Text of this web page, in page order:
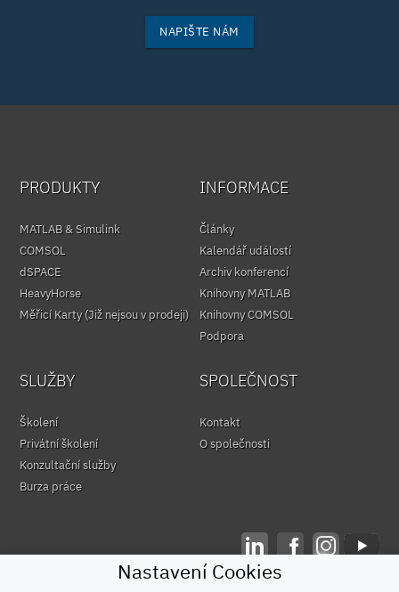
NAPIŠTE NÁM
Nastavení Cookies
PRODUKTY
MATLAB & Simulink
COMSOL
dSPACE
HeavyHorse
Měřicí Karty (Již nejsou v prodeji)
INFORMACE
Články
Kalendář událostí
Archiv konferencí
Knihovny MATLAB
Knihovny COMSOL
Podpora
SLUŽBY
Školení
Privátní školení
Konzultační služby
Burza práce
SPOLEČNOST
Kontakt
O společnosti